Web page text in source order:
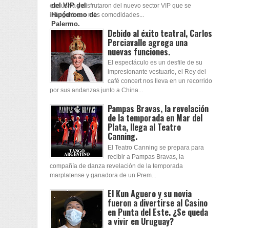
exclusiva y disfrutaron del nuevo sector VIP que se
inauguró con más comodidades...
Debido al éxito teatral, Carlos
Perciavalle agrega una
nuevas funciones.
El espectáculo es un desfile de su
impresionante vestuario, el Rey del
café concert nos lleva en un recorrido
por sus andanzas junto a China...
Pampas Bravas, la revelación
de la temporada en Mar del
Plata, llega al Teatro
Canning.
El Teatro Canning se prepara para
recibir a Pampas Bravas, la
compañía de danza revelación de la temporada
marplatense y ganadora de un Prem...
El Kun Aguero y su novia
fueron a divertirse al Casino
en Punta del Este. ¿Se queda
a vivir en Uruguay?